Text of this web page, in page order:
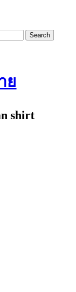
ย
shirt